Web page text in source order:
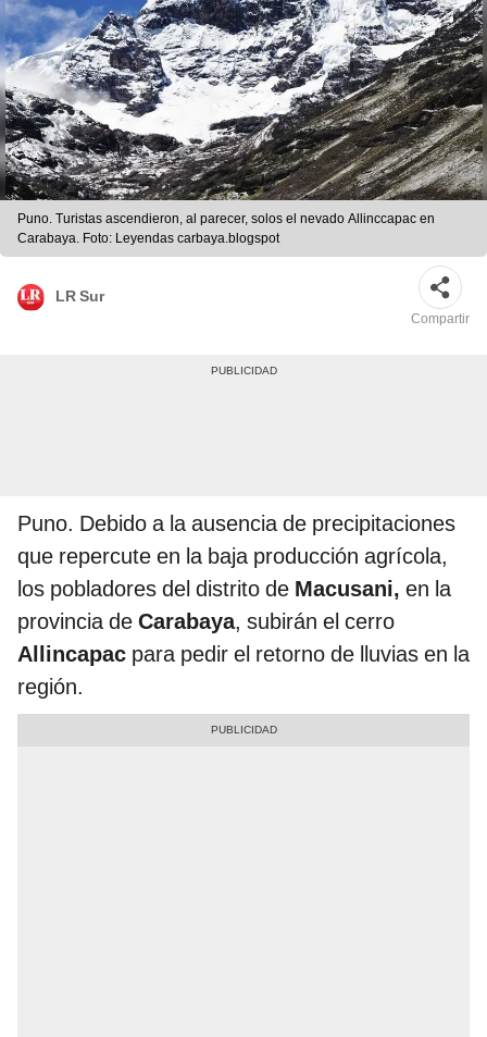
Puno. Turistas ascendieron, al parecer, solos el nevado Allinccapac en
Carabaya. Foto: Leyendas carbaya.blogspot
LR Sur
Compartir
Puno. Debido a la ausencia de precipitaciones
que repercute en la baja producción agrícola,
los pobladores del distrito de Macusani, en la
provincia de Carabaya, subirán el cerro
Allincapac para pedir el retorno de lluvias en la
región.